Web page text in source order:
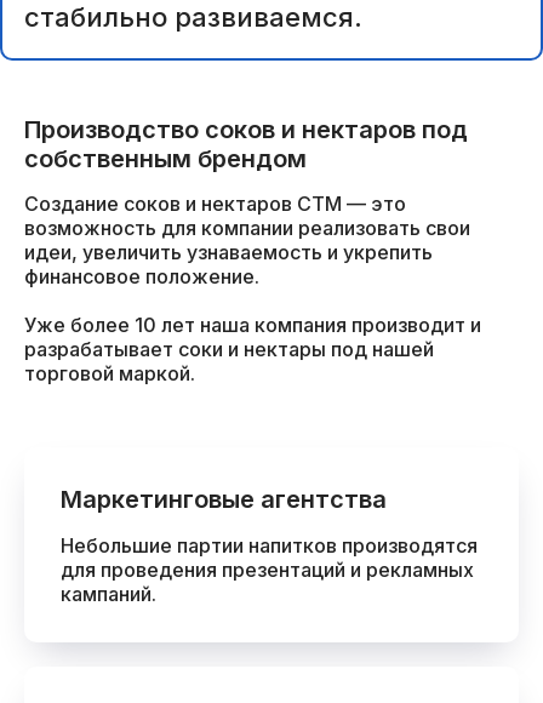
стабильно развиваемся.
Производство соков и нектаров под
собственным брендом
Создание соков и нектаров СТМ — это
возможность для компании реализовать свои
идеи, увеличить узнаваемость и укрепить
финансовое положение.
Уже более 10 лет наша компания производит и
разрабатывает соки и нектары под нашей
торговой маркой.
Маркетинговые агентства
Небольшие партии напитков производятся
для проведения презентаций и рекламных
кампаний.